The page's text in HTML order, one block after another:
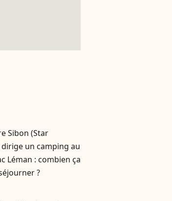
Sibon (Star
dirige un camping au
Léman : combien ça
?